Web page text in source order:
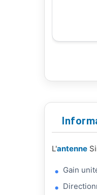
L'antenne
Gain